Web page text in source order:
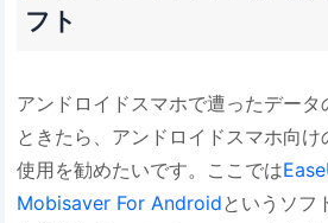
フト
アンドロイドスマホで遭ったデー
ときたら、アンドロイドスマホ向
使用を勧めたいです。ここでは
Mobisaver For Androidというソフ